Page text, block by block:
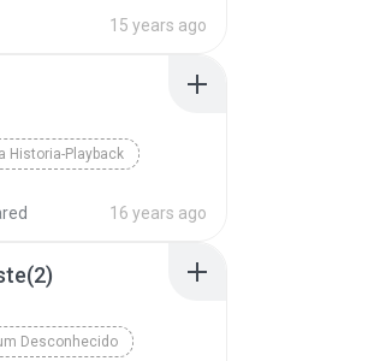
15 years ago
Historia-Playback
16 years ago
Desconhecido